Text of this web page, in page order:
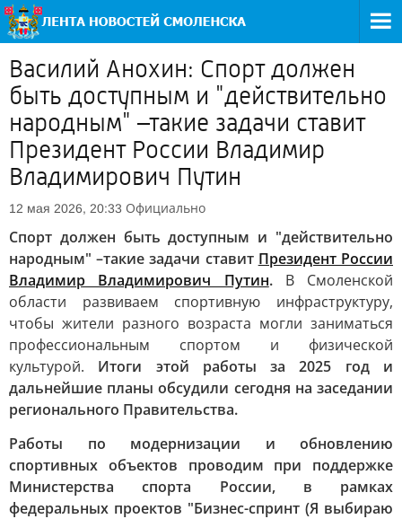
Василий Анохин: Спорт должен
быть доступным и "действительно
народным" –такие задачи ставит
Президент России Владимир
Владимирович Путин
12 мая 2026, 20:33 Официально
Спорт должен быть доступным и "действительно
народным" –такие задачи ставит Президент России
Владимир Владимирович Путин.В Смоленской
области развиваем спортивную инфраструктуру,
чтобы жители разного возраста могли заниматься
профессиональным спортом и физической
культурой. Итоги этой работы за 2025 год и
дальнейшие планы обсудили сегодня на заседании
регионального Правительства.
Работы по модернизации и обновлению
спортивных объектов проводим при поддержке
Министерства спорта России, в рамках
федеральных проектов "Бизнес-спринт (Я выбираю